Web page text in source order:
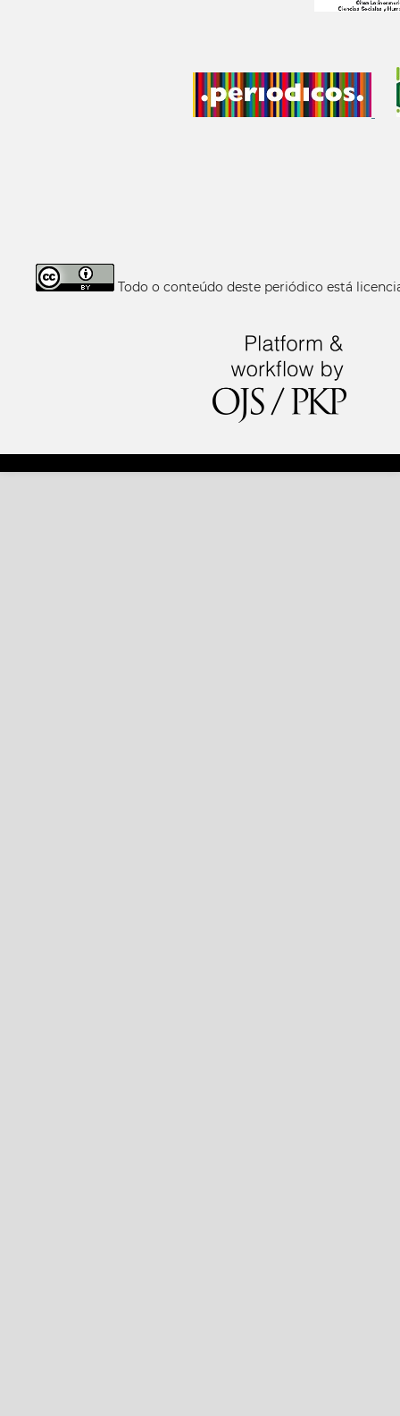
Todo o conteúdo deste periódico está